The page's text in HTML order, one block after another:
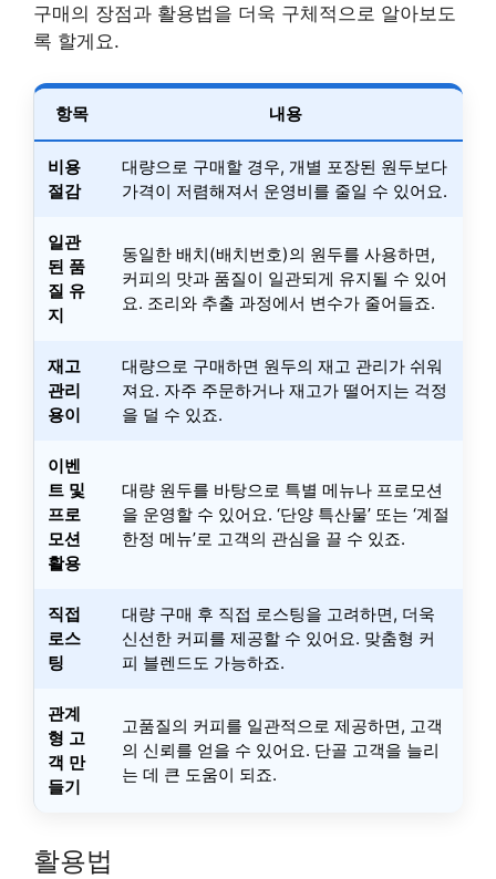
구매의 장점과 활용법을 더욱 구체적으로 알아보도
록 할게요.
항목 내용
비용
절감
대량으로 구매할 경우, 개별 포장된 원두보다
가격이 저렴해져서 운영비를 줄일 수 있어요.
일관
된 품
질 유
지
동일한 배치(배치번호)의 원두를 사용하면,
커피의 맛과 품질이 일관되게 유지될 수 있어
요. 조리와 추출 과정에서 변수가 줄어들죠.
재고
관리
용이
대량으로 구매하면 원두의 재고 관리가 쉬워
져요. 자주 주문하거나 재고가 떨어지는 걱정
을 덜 수 있죠.
이벤
트 및
프로
모션
활용
대량 원두를 바탕으로 특별 메뉴나 프로모션
을 운영할 수 있어요. ‘단양 특산물’ 또는 ‘계절
한정 메뉴’로 고객의 관심을 끌 수 있죠.
직접
로스
팅
대량 구매 후 직접 로스팅을 고려하면, 더욱
신선한 커피를 제공할 수 있어요. 맞춤형 커
피 블렌드도 가능하죠.
관계
형 고
객 만
들기
고품질의 커피를 일관적으로 제공하면, 고객
의 신뢰를 얻을 수 있어요. 단골 고객을 늘리
는 데 큰 도움이 되죠.
활용법